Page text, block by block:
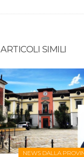
ARTICOLI SIMILI
NEWS DALLA